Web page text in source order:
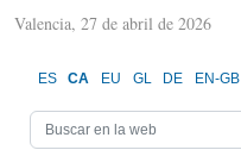
Valencia, 27 de abril de 2026
ES CA EU GL DE EN-GB